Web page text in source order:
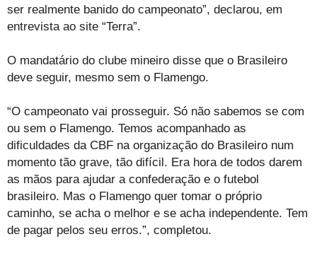
ser realmente banido do campeonato”, declarou, em
entrevista ao site “Terra”.
O mandatário do clube mineiro disse que o Brasileiro
deve seguir, mesmo sem o Flamengo.
“O campeonato vai prosseguir. Só não sabemos se com
ou sem o Flamengo. Temos acompanhado as
dificuldades da CBF na organização do Brasileiro num
momento tão grave, tão difícil. Era hora de todos darem
as mãos para ajudar a confederação e o futebol
brasileiro. Mas o Flamengo quer tomar o próprio
caminho, se acha o melhor e se acha independente. Tem
de pagar pelos seu erros.”, completou.